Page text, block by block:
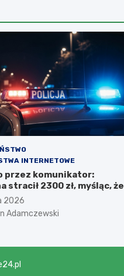
INTERNETOWE
przez komunikator:
stracił 2300 zł, myśląc, że
2026
Adamczewski